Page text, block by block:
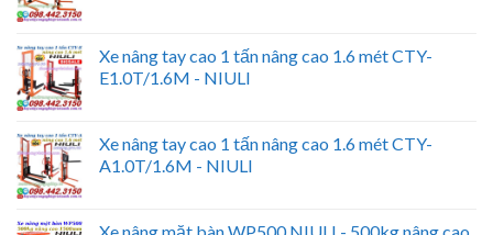
Xe nâng tay cao 1 tấn nâng cao 1.6 mét CTY-
E1.0T/1.6M - NIULI
Xe nâng tay cao 1 tấn nâng cao 1.6 mét CTY-
A1.0T/1.6M - NIULI
Xe nâng mặt bàn WP500 NIULI - 500kg nâng cao